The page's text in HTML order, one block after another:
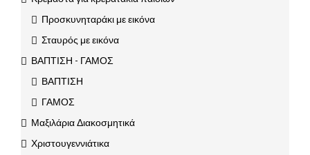
Προσκυνηταράκι με εικόνα
Σταυρός με εικόνα
ΒΑΠΤΙΣΗ - ΓΑΜΟΣ
ΒΑΠΤΙΣΗ
ΓΑΜΟΣ
Μαξιλάρια Διακοσμητικά
Χριστουγεννιάτικα